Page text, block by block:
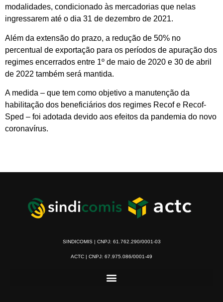
modalidades, condicionado às mercadorias que nelas
ingressarem até o dia 31 de dezembro de 2021.
Além da extensão do prazo, a redução de 50% no
percentual de exportação para os períodos de apuração dos
regimes encerrados entre 1º de maio de 2020 e 30 de abril
de 2022 também será mantida.
A medida – que tem como objetivo a manutenção da
habilitação dos beneficiários dos regimes Recof e Recof-
Sped – foi adotada devido aos efeitos da pandemia do novo
coronavírus.
SINDICOMIS | CNPJ: 61.762.290/0001-03
ACTC | CNPJ: 67.975.086/0001-49